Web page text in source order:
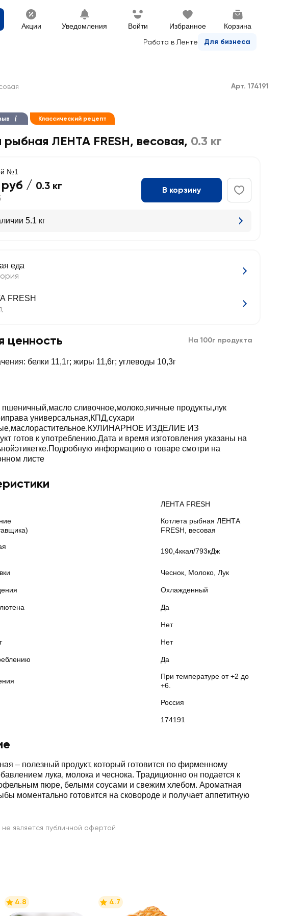
Акции Уведомления Войти Избранное Корзина
Работа в Ленте Для бизнеса
Арт. 174191
Классический рецепт
рыбная ЛЕНТА FRESH, весовая, 0.3 кг
№1
руб / 0.3 кг В корзину
5.1 кг
еда
FRESH
ценность На 100г продукта
белки 11,1г; жиры 11,6г; углеводы 10,3г
пшеничный,масло сливочное,молоко,яичные продукты,лук
универсальная,КПД,сухари
ИЗДЕЛИЕ ИЗ
готов к употреблению.Дата и время изготовления указаны на
информацию о товаре смотри на
листе
ЛЕНТА FRESH
Котлета рыбная ЛЕНТА
FRESH, весовая
190,4ккал/793кДж
Чеснок, Молоко, Лук
Охлажденный
Да
Нет
Нет
Да
При температуре от +2 до
+6.
Россия
174191
– полезный продукт, который готовится по фирменному
лука, молока и чеснока. Традиционно он подается к
пюре, белыми соусами и свежим хлебом. Ароматная
моментально готовится на сковороде и получает аппетитную
является публичной офертой
4.8 4.7